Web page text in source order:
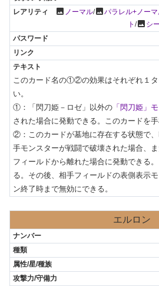
photo ノーマル/photoパラレル+ノー
ト /photo シ
このカード名の①②の効果はそれぞれ１
い。
①：「閃刀姫－ロゼ」以外の 「閃刀姫」
された場合に発動できる。このカードを手
②：このカードが墓地に存在する状態で
手モンスターが戦闘で破壊された場合、
フィールドから離れた場合に発動できる
る。その後、相手フィールドの表側表示
ン終了時まで無効にできる。
エルロン